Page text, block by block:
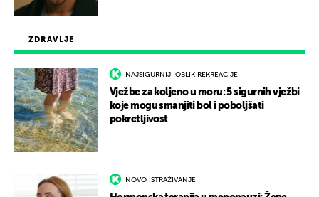
ZDRAVLJE
NAJSIGURNIJI OBLIK REKREACIJE
Vježbe za koljeno u moru: 5 sigurnih vježbi
koje mogu smanjiti bol i poboljšati
pokretljivost
NOVO ISTRAŽIVANJE